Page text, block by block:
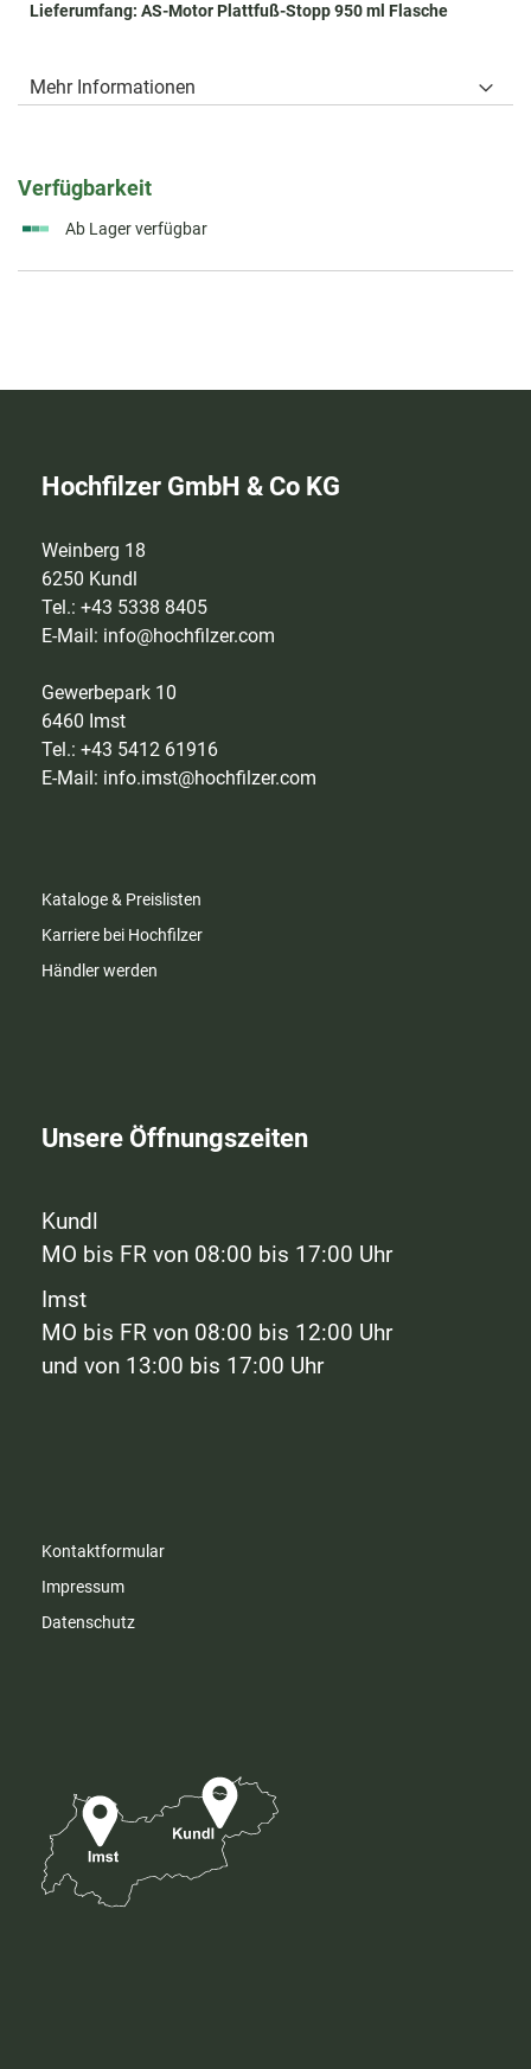
Verfügbarkeit
Ab Lager verfügbar
Lieferumfang: AS-Motor Plattfuß-Stopp 950 ml Flasche
Mehr Informationen
Hochfilzer GmbH & Co KG
Weinberg 18
6250 Kundl
Tel.: +43 5338 8405
E-Mail: info@hochfilzer.com
Gewerbepark 10
6460 Imst
Tel.: +43 5412 61916
E-Mail: info.imst@hochfilzer.com
Kataloge & Preislisten
Karriere bei Hochfilzer
Händler werden
Unsere Öffnungszeiten
Kundl
MO bis FR von 08:00 bis 17:00 Uhr
Imst
MO bis FR von 08:00 bis 12:00 Uhr
und von 13:00 bis 17:00 Uhr
Kontaktformular
Impressum
Datenschutz